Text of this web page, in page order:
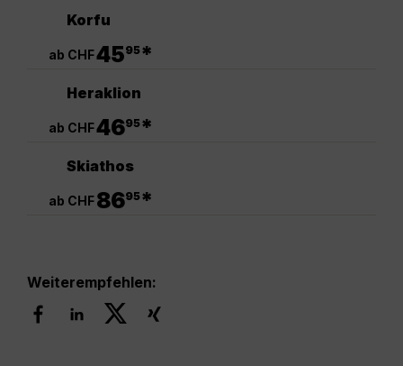
Korfu
ab CHF4595*
Heraklion
ab CHF4695*
Skiathos
ab CHF8695*
Weiterempfehlen: